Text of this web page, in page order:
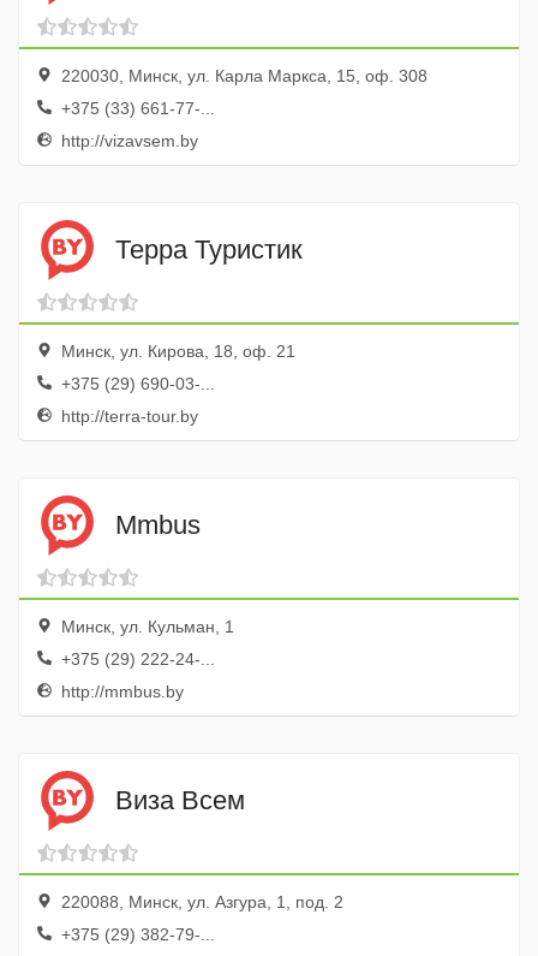
220030, Минск, ул. Карла Маркса, 15, оф. 308
+375 (33) 661-77-...
http://vizavsem.by
Терра Туристик
Минск, ул. Кирова, 18, оф. 21
+375 (29) 690-03-...
http://terra-tour.by
Mmbus
Минск, ул. Кульман, 1
+375 (29) 222-24-...
http://mmbus.by
Виза Всем
220088, Минск, ул. Азгура, 1, под. 2
+375 (29) 382-79-...